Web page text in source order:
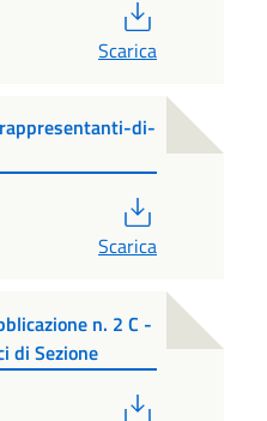
Scarica
di-
Scarica
n. 2 C -
di Sezione